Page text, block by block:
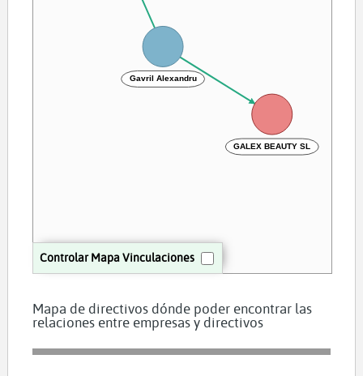
Controlar Mapa Vinculaciones
GALEX BEAUTY SL
Gavril Alexandru
Mapa de directivos dónde poder encontrar las
relaciones entre empresas y directivos